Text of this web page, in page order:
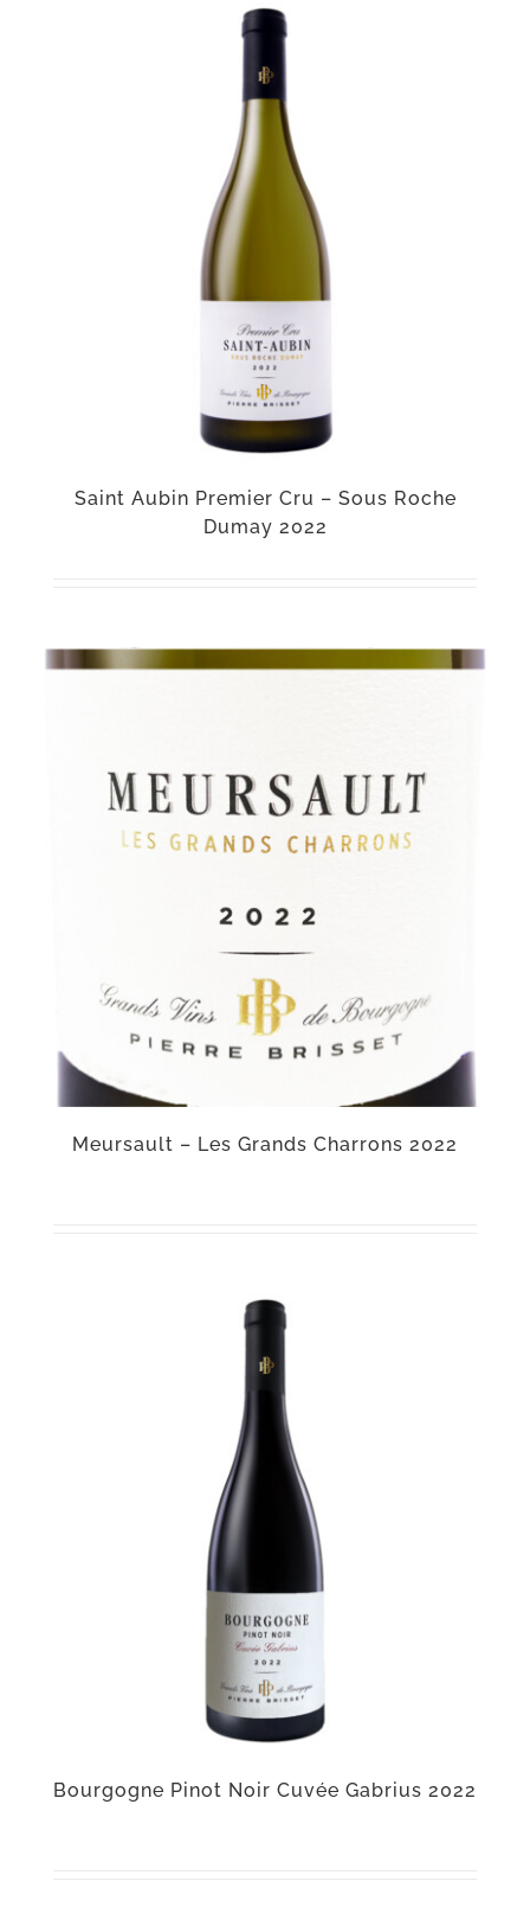
Saint Aubin Premier Cru – Sous Roche
Dumay 2022
Meursault – Les Grands Charrons 2022
Bourgogne Pinot Noir Cuvée Gabrius 2022